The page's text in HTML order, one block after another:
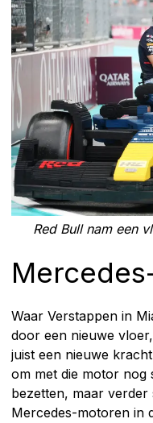
Red Bull nam een
Waar Verstappen in
door een nieuwe
juist een nieuwe
om met die motor nog
bezetten, maar
Mercedes-motoren in